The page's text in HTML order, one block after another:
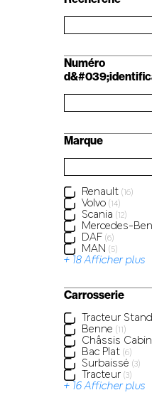
Numéro
Marque
Renault (16)
Volvo (14)
Scania (12)
Mercedes-
DAF (6)
MAN (5)
+ 18 Afficher plus
Carrosserie
Tracteur
Benne (11)
Châssis
Bac Plat (6)
Surbaissé (3)
Tracteur (3)
+ 16 Afficher plus